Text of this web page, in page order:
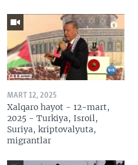
MART 12, 2025
Xalqaro hayot - 12-mart,
2025 - Turkiya, Isroil,
Suriya, kriptovalyuta,
migrantlar